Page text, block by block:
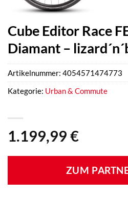
Cube Editor Race
Diamant –
1.199,99 €
ZUM
Artikelnummer: 4054571474773
Kategorie: Urban & Commute